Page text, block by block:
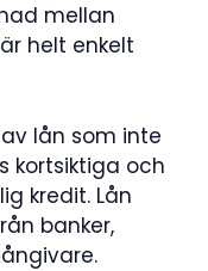
mellan
helt enkelt
lån som inte
kortsiktiga och
kredit. Lån
banker,